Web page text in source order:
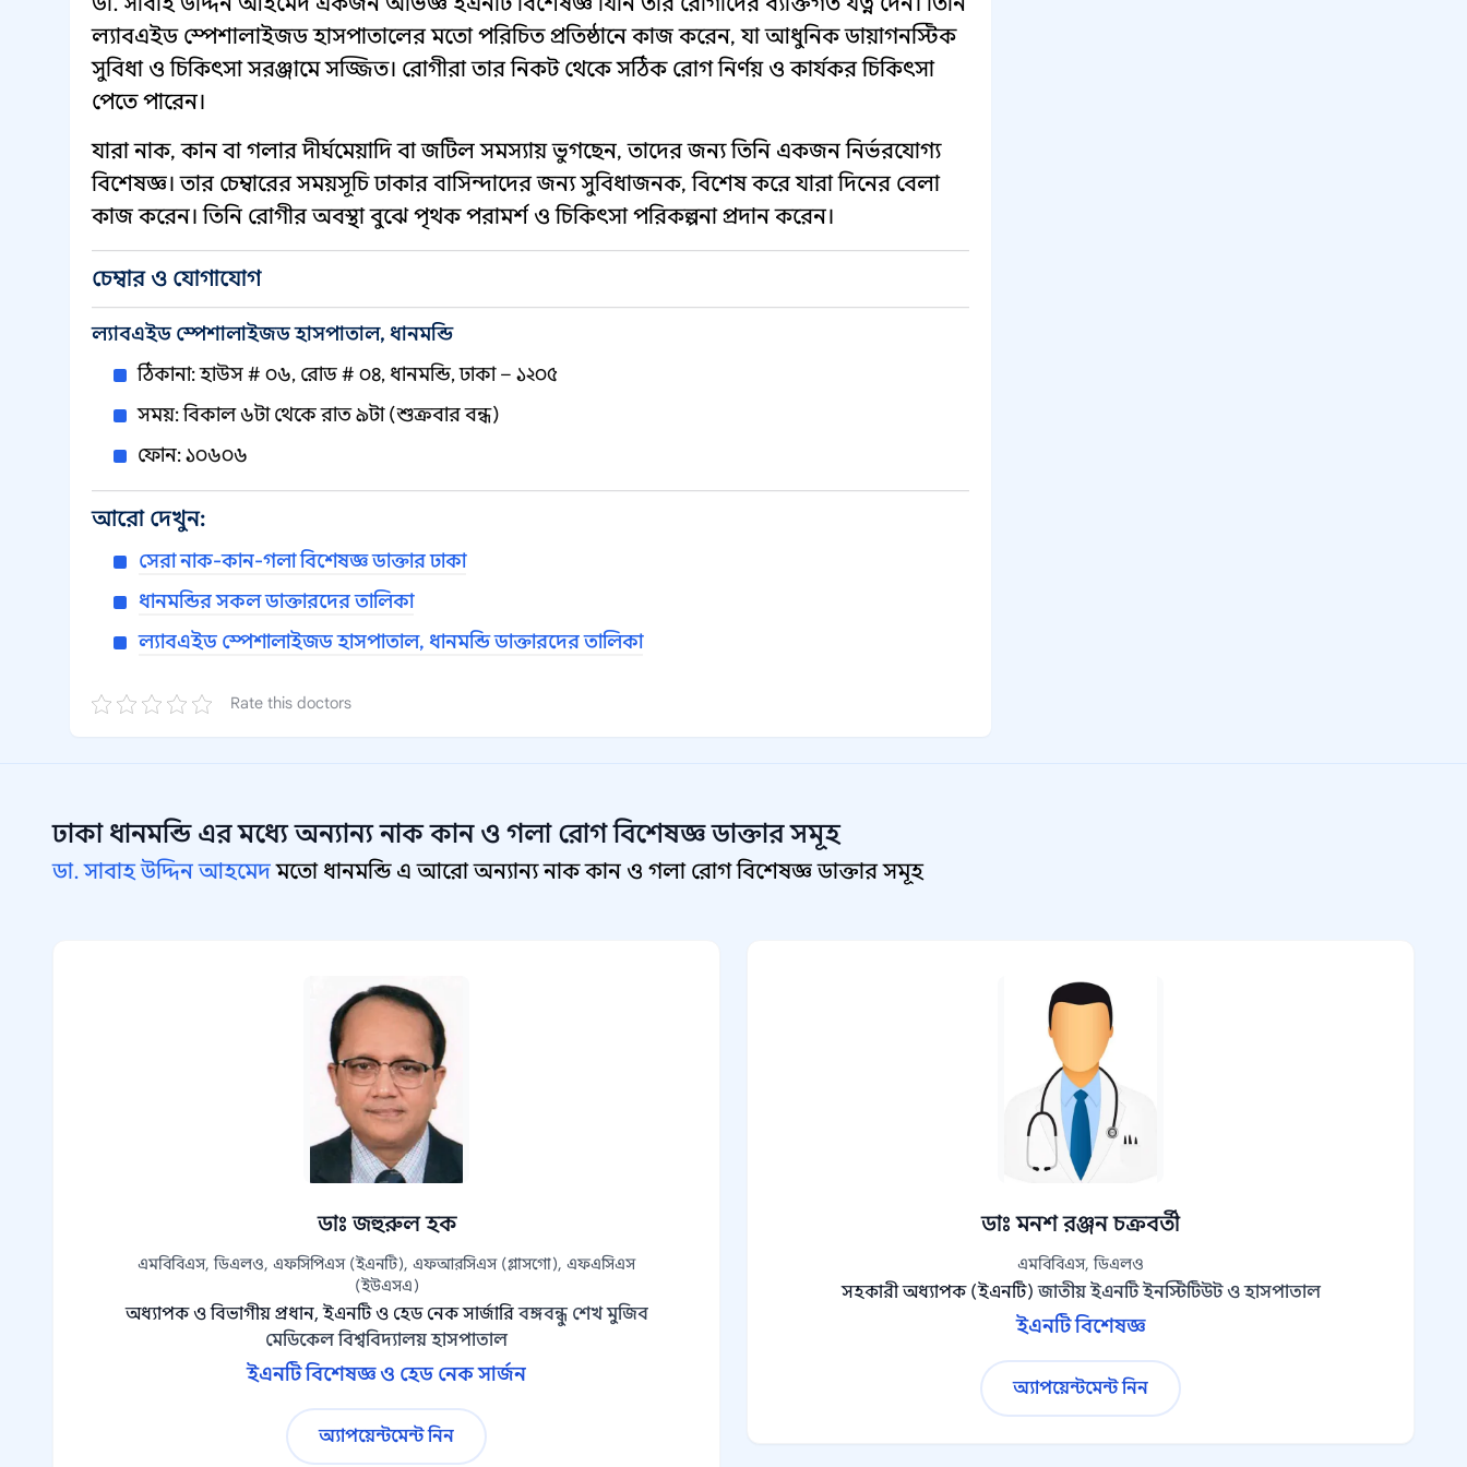
ল্যাবএইড স্পেশালাইজড হাসপাতালের মতো পরিচিত প্রতিষ্ঠানে কাজ করেন, যা আধুনিক ডায়াগনস্টিক
সুবিধা ও চিকিৎসা সরঞ্জামে সজ্জিত। রোগীরা তার নিকট থেকে সঠিক রোগ নির্ণয় ও কার্যকর চিকিৎসা
পেতে পারেন।
যারা নাক, কান বা গলার দীর্ঘমেয়াদি বা জটিল সমস্যায় ভুগছেন, তাদের জন্য তিনি একজন নির্ভরযোগ্য
বিশেষজ্ঞ। তার চেম্বারের সময়সূচি ঢাকার বাসিন্দাদের জন্য সুবিধাজনক, বিশেষ করে যারা দিনের বেলা
কাজ করেন। তিনি রোগীর অবস্থা বুঝে পৃথক পরামর্শ ও চিকিৎসা পরিকল্পনা প্রদান করেন।
চেম্বার ও যোগাযোগ
ল্যাবএইড স্পেশালাইজড হাসপাতাল, ধানমন্ডি
ঠিকানা: হাউস # ০৬, রোড # ০৪, ধানমন্ডি, ঢাকা – ১২০৫
সময়: বিকাল ৬টা থেকে রাত ৯টা (শুক্রবার বন্ধ)
ফোন: ১০৬০৬
আরো দেখুন:
সেরা নাক-কান-গলা বিশেষজ্ঞ ডাক্তার ঢাকা
ধানমন্ডির সকল ডাক্তারদের তালিকা
ল্যাবএইড স্পেশালাইজড হাসপাতাল, ধানমন্ডি ডাক্তারদের তালিকা
Rate this doctors
ঢাকা ধানমন্ডি এর মধ্যে অন্যান্যনাক কান ও গলা রোগ বিশেষজ্ঞ ডাক্তার সমূহ
ডা. সাবাহ উদ্দিন আহমেদমতো ধানমন্ডি এ আরো অন্যান্য নাক কান ও গলা রোগ বিশেষজ্ঞ ডাক্তার সমূহ
ডাঃ জহুরুল হক
এমবিবিএস, ডিএলও, এফসিপিএস (ইএনটি), এফআরসিএস (গ্লাসগো), এফএসিএস
(ইউএসএ)
অধ্যাপক ও বিভাগীয় প্রধান, ইএনটি ও হেড নেক সার্জারি বঙ্গবন্ধু শেখ মুজিব
মেডিকেল বিশ্ববিদ্যালয় হাসপাতাল
ইএনটি বিশেষজ্ঞ ও হেড নেক সার্জন
অ্যাপয়েন্টমেন্ট নিন
ডাঃ মনশ রঞ্জন চক্রবর্তী
এমবিবিএস, ডিএলও
সহকারী অধ্যাপক (ইএনটি) জাতীয় ইএনটি ইনস্টিটিউট ও হাসপাতাল
ইএনটি বিশেষজ্ঞ
অ্যাপয়েন্টমেন্ট নিন